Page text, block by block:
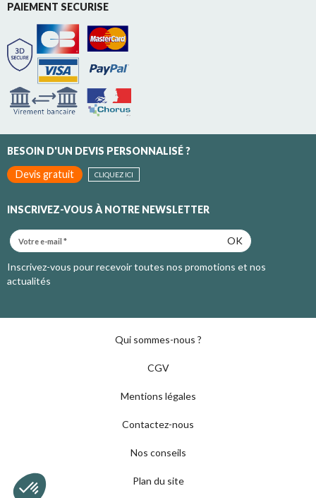
PAIEMENT SECURISE
BESOIN D'UN DEVIS PERSONNALISÉ ?
Devis gratuit
CLIQUEZ ICI
INSCRIVEZ-VOUS À NOTRE NEWSLETTER
OK
Inscrivez-vous pour recevoir toutes nos promotions et nos
actualités
Qui sommes-nous ?
CGV
Mentions légales
Contactez-nous
Nos conseils
Plan du site